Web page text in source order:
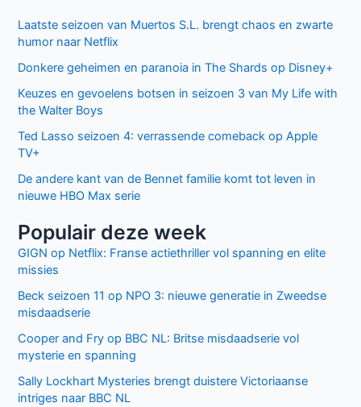
Laatste seizoen van Muertos S.L. brengt chaos en zwarte
humor naar Netflix
Donkere geheimen en paranoia in The Shards op Disney+
Keuzes en gevoelens botsen in seizoen 3 van My Life with
the Walter Boys
Ted Lasso seizoen 4: verrassende comeback op Apple
TV+
De andere kant van de Bennet familie komt tot leven in
nieuwe HBO Max serie
Populair deze week
GIGN op Netflix: Franse actiethriller vol spanning en elite
missies
Beck seizoen 11 op NPO 3: nieuwe generatie in Zweedse
misdaadserie
Cooper and Fry op BBC NL: Britse misdaadserie vol
mysterie en spanning
Sally Lockhart Mysteries brengt duistere Victoriaanse
intriges naar BBC NL